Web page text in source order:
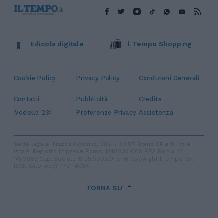
Cookie Policy Privacy Policy Condizioni Generali
Contatti Pubblicità
Credits
Modello 231
Preferenze Privacy Assistenza
Edicola digitale Il Tempo Shopping
TORNA SU